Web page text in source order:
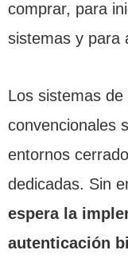
comprar, para
sistemas y para
Los sistemas
convencionales
entornos
dedicadas. Sin
espera la
autenticación